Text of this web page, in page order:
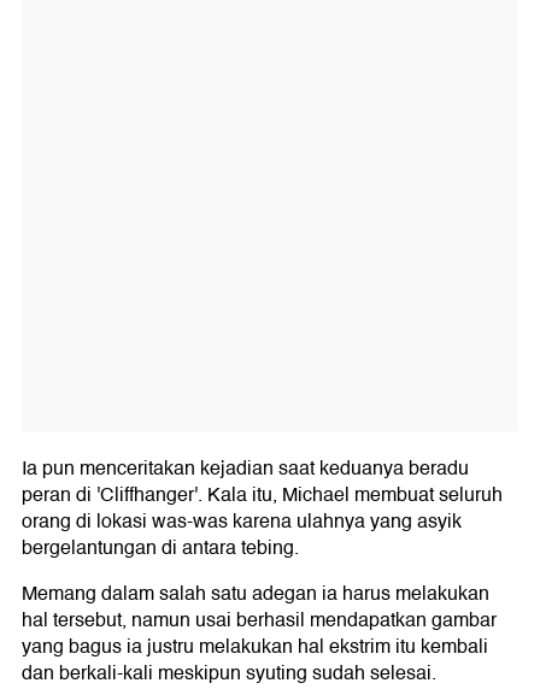
Ia pun menceritakan kejadian saat keduanya beradu
peran di 'Cliffhanger'. Kala itu, Michael membuat seluruh
orang di lokasi was-was karena ulahnya yang asyik
bergelantungan di antara tebing.
Memang dalam salah satu adegan ia harus melakukan
hal tersebut, namun usai berhasil mendapatkan gambar
yang bagus ia justru melakukan hal ekstrim itu kembali
dan berkali-kali meskipun syuting sudah selesai.